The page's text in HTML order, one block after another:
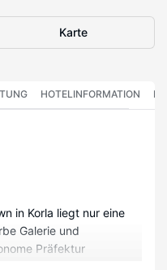
Karte
HOTELINFORMATION
in Korla liegt nur eine
Galerie und
Präfektur